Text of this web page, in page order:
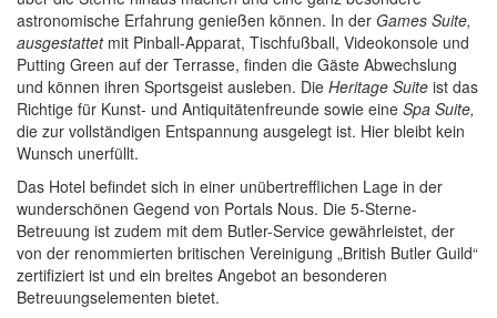
astronomische Erfahrung genießen können. In der Games Suite,
ausgestattet mit Pinball-Apparat, Tischfußball, Videokonsole und
Putting Green auf der Terrasse, finden die Gäste Abwechslung
und können ihren Sportsgeist ausleben. Die Heritage Suite ist das
Richtige für Kunst- und Antiquitätenfreunde sowie eine Spa Suite,
die zur vollständigen Entspannung ausgelegt ist. Hier bleibt kein
Wunsch unerfüllt.
Das Hotel befindet sich in einer unübertrefflichen Lage in der
wunderschönen Gegend von Portals Nous. Die 5-Sterne-
Betreuung ist zudem mit dem Butler-Service gewährleistet, der
von der renommierten britischen Vereinigung „British Butler Guild“
zertifiziert ist und ein breites Angebot an besonderen
Betreuungselementen bietet.